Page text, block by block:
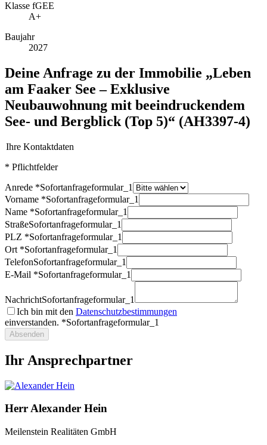
Klasse fGEE
A+
Baujahr
2027
Deine Anfrage zu der Immobilie „Leben
am Faaker See – Exklusive
Neubauwohnung mit beeindruckendem
See- und Bergblick (Top 5)“ (AH3397-4)
Ihre Kontaktdaten
* Pflichtfelder
Anrede *Sofortanfrageformular_1
Vorname *Sofortanfrageformular_1
Name *Sofortanfrageformular_1
StraßeSofortanfrageformular_1
PLZ *Sofortanfrageformular_1
Ort *Sofortanfrageformular_1
TelefonSofortanfrageformular_1
E-Mail *Sofortanfrageformular_1
NachrichtSofortanfrageformular_1
Ich bin mit den Datenschutzbestimmungen
einverstanden. *Sofortanfrageformular_1
Absenden
Ihr Ansprechpartner
Herr Alexander Hein
Meilenstein Realitäten GmbH